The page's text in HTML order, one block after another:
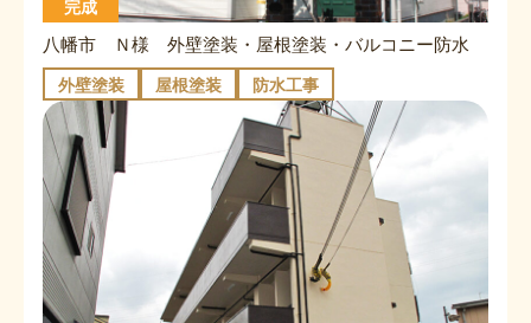
完成
八幡市 Ｎ様 外壁塗装・屋根塗装・バルコニー防水
外壁塗装 屋根塗装 防水工事